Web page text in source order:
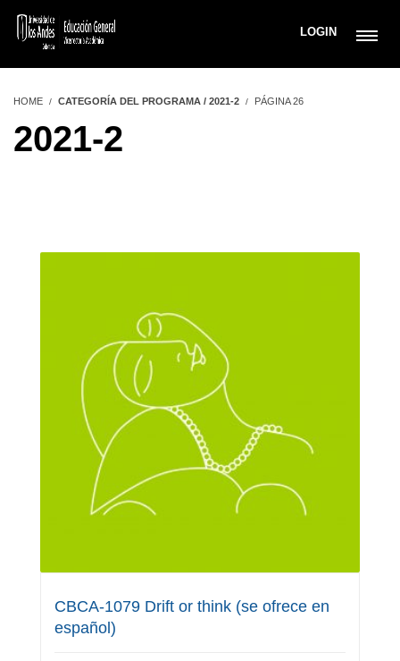
LOGIN
HOME CATEGORÍA DEL PROGRAMA / 2021-2 PÁGINA 26
2021-2
CBCA-1079 Drift or think (se ofrece en
español)